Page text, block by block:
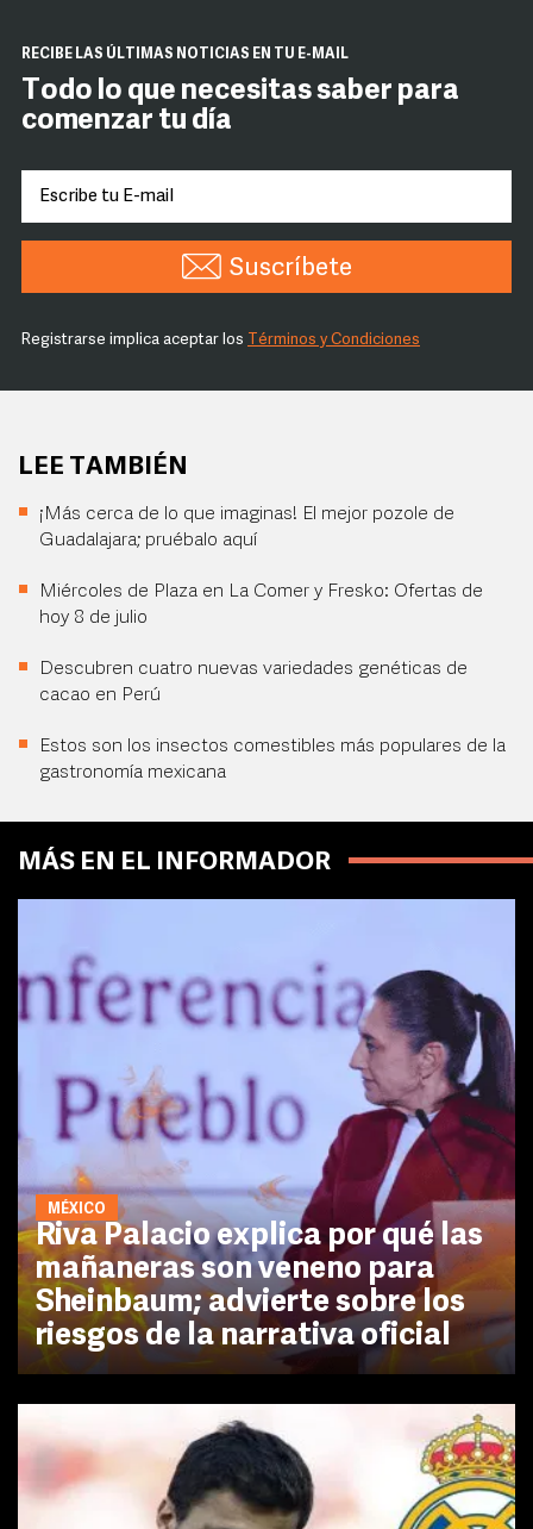
RECIBE LAS ÚLTIMAS NOTICIAS EN TU E-MAIL
Todo lo que necesitas saber para
comenzar tu día
Suscríbete
Registrarse implica aceptar los Términos y Condiciones
LEE TAMBIÉN
¡Más cerca de lo que imaginas! El mejor pozole de
Guadalajara; pruébalo aquí
Miércoles de Plaza en La Comer y Fresko: Ofertas de
hoy 8 de julio
Descubren cuatro nuevas variedades genéticas de
cacao en Perú
Estos son los insectos comestibles más populares de la
gastronomía mexicana
MÁS EN EL INFORMADOR
MÉXICO
Riva Palacio explica por qué las
mañaneras son veneno para
Sheinbaum; advierte sobre los
riesgos de la narrativa oficial